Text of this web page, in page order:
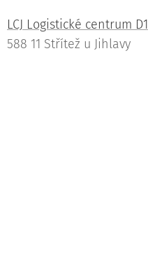
LCJ Logistické centrum D1
588 11 Střítež u Jihlavy